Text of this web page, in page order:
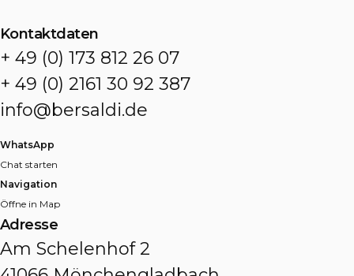
Kontaktdaten
+ 49 (0) 173 812 26 07
+ 49 (0) 2161 30 92 387
info@bersaldi.de
WhatsApp
Chat starten
Navigation
Öffne in Map
Adresse
Am Schelenhof 2